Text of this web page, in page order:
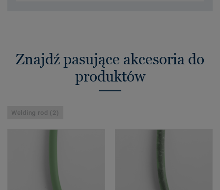
Znajdź pasujące akcesoria do
produktów
Welding rod (2)